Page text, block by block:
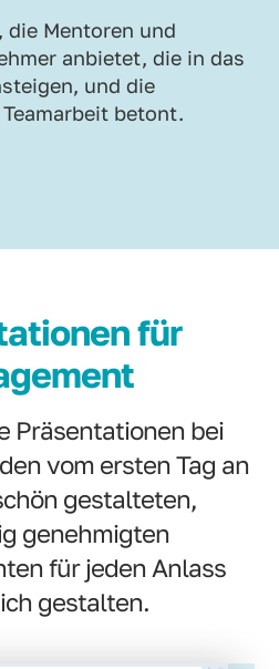
Mentoren und
anbietet, die in das
und die
betont.
für
Präsentationen bei
vom ersten Tag an
gestalteten,
genehmigten
für jeden Anlass
gestalten.